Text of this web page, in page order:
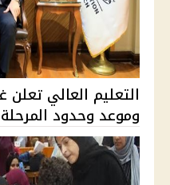
التعليم العالي تعلن
وموعد وحدود المرحلة